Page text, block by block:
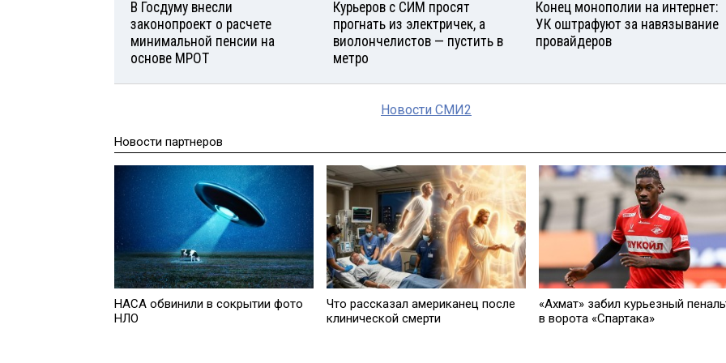
В Госдуму внесли
законопроект о расчете
минимальной пенсии на
основе МРОТ
Курьеров с СИМ просят
прогнать из электричек, а
виолончелистов — пустить в
метро
Конец монополии на интернет:
УК оштрафуют за навязывание
провайдеров
Новости СМИ2
Новости партнеров
НАСА обвинили в сокрытии фото
НЛО
Что рассказал американец после
клинической смерти
«Ахмат» забил курьезный
в ворота «Спартака»